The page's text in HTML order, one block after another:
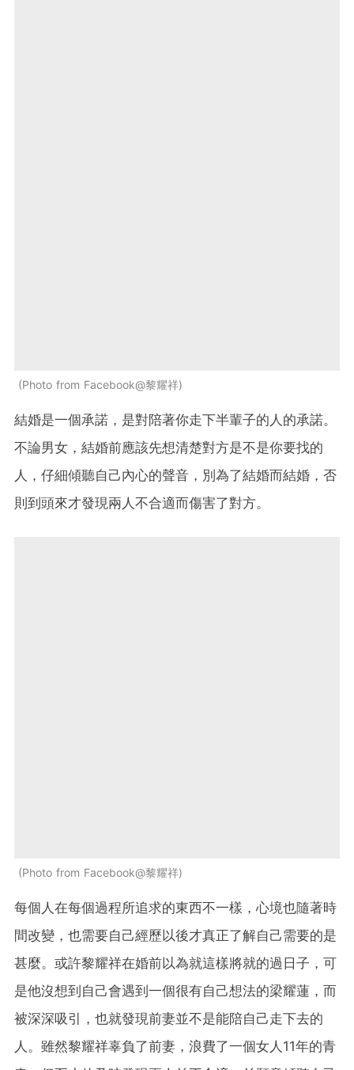
Photo from Facebook@黎耀祥
結婚是一個承諾，是對陪著你走下半輩子的人的承諾。
不論男女，結婚前應該先想清楚對方是不是你要找的
人，仔細傾聽自己內心的聲音，別為了結婚而結婚，否
則到頭來才發現兩人不合適而傷害了對方。
Photo from Facebook@黎耀祥
每個人在每個過程所追求的東西不一樣，心境也隨著時
間改變，也需要自己經歷以後才真正了解自己需要的是
甚麼。或許黎耀祥在婚前以為就這樣將就的過日子，可
是他沒想到自己會遇到一個很有自己想法的梁耀蓮，而
被深深吸引，也就發現前妻並不是能陪自己走下去的
人。雖然黎耀祥辜負了前妻，浪費了一個女人11年的青